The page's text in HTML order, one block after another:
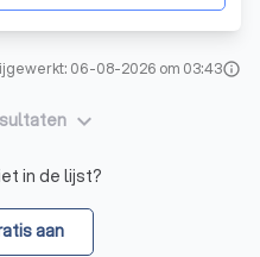
06-08-2026 om 03:43info
keyboard_arrow_down
in de lijst?
aan